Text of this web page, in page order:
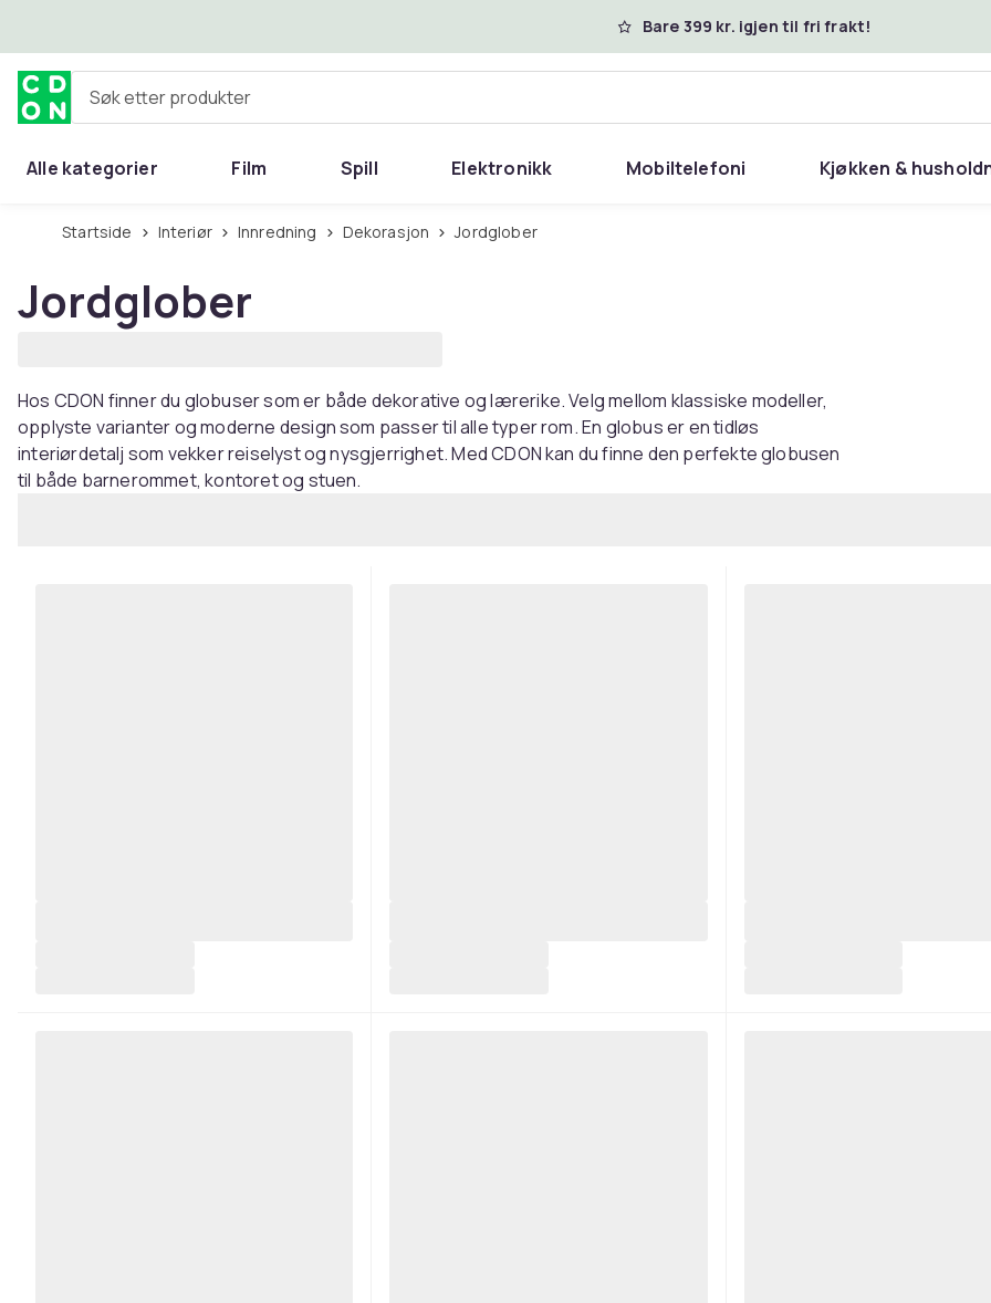
Bare 399 kr. igjen til fri frakt!
Søk etter produkter
Alle kategorier Film Spill Elektronikk Mobiltelefoni Kjøkken &
Startside Interiør Innredning Dekorasjon Jordglober
Jordglober
Hos CDON finner du globuser som er både dekorative og lærerike. Velg mellom klassiske modeller,
opplyste varianter og moderne design som passer til alle typer rom. En globus er en tidløs
interiørdetalj som vekker reiselyst og nysgjerrighet. Med CDON kan du finne den perfekte globusen
til både barnerommet, kontoret og stuen.